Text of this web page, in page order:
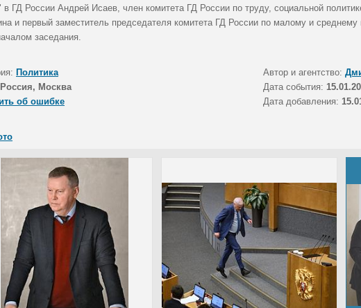
в ГД России Андрей Исаев, член комитета ГД России по труду, социальной
и первый заместитель председателя комитета ГД России по малому и
заседания.
Политика Автор и агентство:
Россия, Москва Дата события:
об ошибке
Дата добавления: